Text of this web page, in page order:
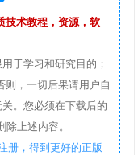
技术教程，资源，软
于学习和研究目的；
，一切后果请用户自
。您必须在下载后的
上述内容。
册，得到更好的正版